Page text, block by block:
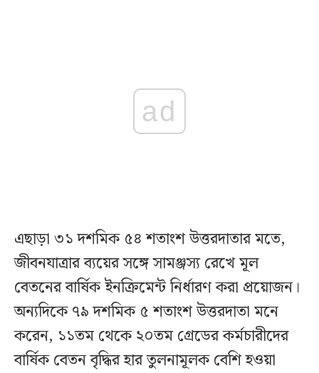
ad
এছাড়া ৩১ দশমিক ৫৪ শতাংশ উত্তরদাতার মতে,
জীবনযাত্রার ব্যয়ের সঙ্গে সামঞ্জস্য রেখে মূল
বেতনের বার্ষিক ইনক্রিমেন্ট নির্ধারণ করা প্রয়োজন।
অন্যদিকে ৭৯ দশমিক ৫ শতাংশ উত্তরদাতা মনে
করেন, ১১তম থেকে ২০তম গ্রেডের কর্মচারীদের
বার্ষিক বেতন বৃদ্ধির হার তুলনামূলক বেশি হওয়া